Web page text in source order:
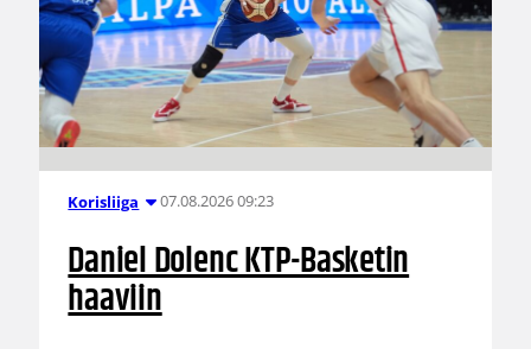
Korisliiga 07.08.2026 09:23
Daniel Dolenc KTP-Basketin
haaviin